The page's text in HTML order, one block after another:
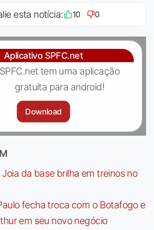
esta notícia: 10 0
Aplicativo SPFC.net
SPFC.net tem uma aplicação
gratuita para android!
Download
Joia da base brilha em treinos no
fecha troca com o Botafogo e
em seu novo negócio